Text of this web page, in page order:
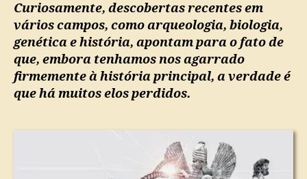
Curiosamente, descobertas recentes em
vários campos, como arqueologia, biologia,
genética e história, apontam para o fato de
que, embora tenhamos nos agarrado
firmemente à história principal, a verdade é
que há muitos elos perdidos.